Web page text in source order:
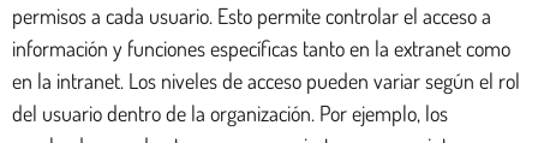
permisos a cada usuario. Esto permite controlar el acceso a
información y funciones específicas tanto en la extranet como
en la intranet. Los niveles de acceso pueden variar según el rol
del usuario dentro de la organización. Por ejemplo, los